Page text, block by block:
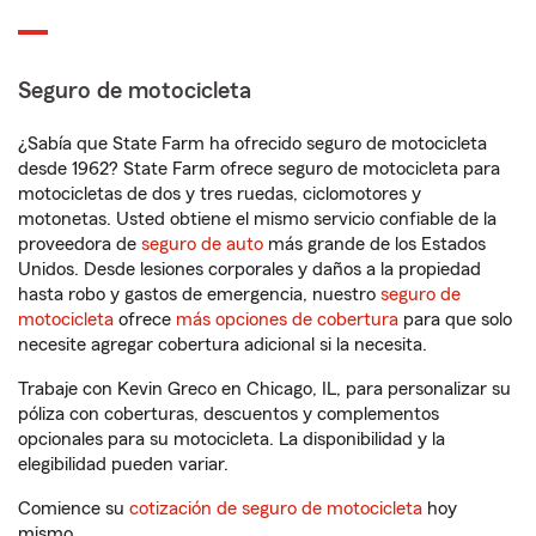
Seguro de motocicleta
¿Sabía que State Farm ha ofrecido seguro de motocicleta
desde 1962? State Farm ofrece seguro de motocicleta para
motocicletas de dos y tres ruedas, ciclomotores y
motonetas. Usted obtiene el mismo servicio confiable de la
proveedora de seguro de auto más grande de los Estados
Unidos. Desde lesiones corporales y daños a la propiedad
hasta robo y gastos de emergencia, nuestro seguro de
motocicleta ofrece más opciones de cobertura para que solo
necesite agregar cobertura adicional si la necesita.
Trabaje con Kevin Greco en Chicago, IL, para personalizar su
póliza con coberturas, descuentos y complementos
opcionales para su motocicleta. La disponibilidad y la
elegibilidad pueden variar.
Comience su cotización de seguro de motocicleta hoy